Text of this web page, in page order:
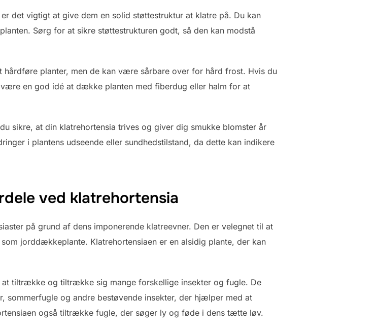
det vigtigt at give dem en solid støttestruktur at klatre på. Du kan
Sørg for at sikre støttestrukturen godt, så den kan modstå
hårdføre planter, men de kan være sårbare over for hård frost. Hvis du
en god idé at dække planten med fiberdug eller halm for at
sikre, at din klatrehortensia trives og giver dig smukke blomster år
i plantens udseende eller sundhedstilstand, da dette kan indikere
ved klatrehortensia
på grund af dens imponerende klatreevner. Den er velegnet til at
jorddækkeplante. Klatrehortensiaen er en alsidig plante, der kan
at tiltrække og tiltrække sig mange forskellige insekter og fugle. De
sommerfugle og andre bestøvende insekter, der hjælper med at
også tiltrække fugle, der søger ly og føde i dens tætte løv.